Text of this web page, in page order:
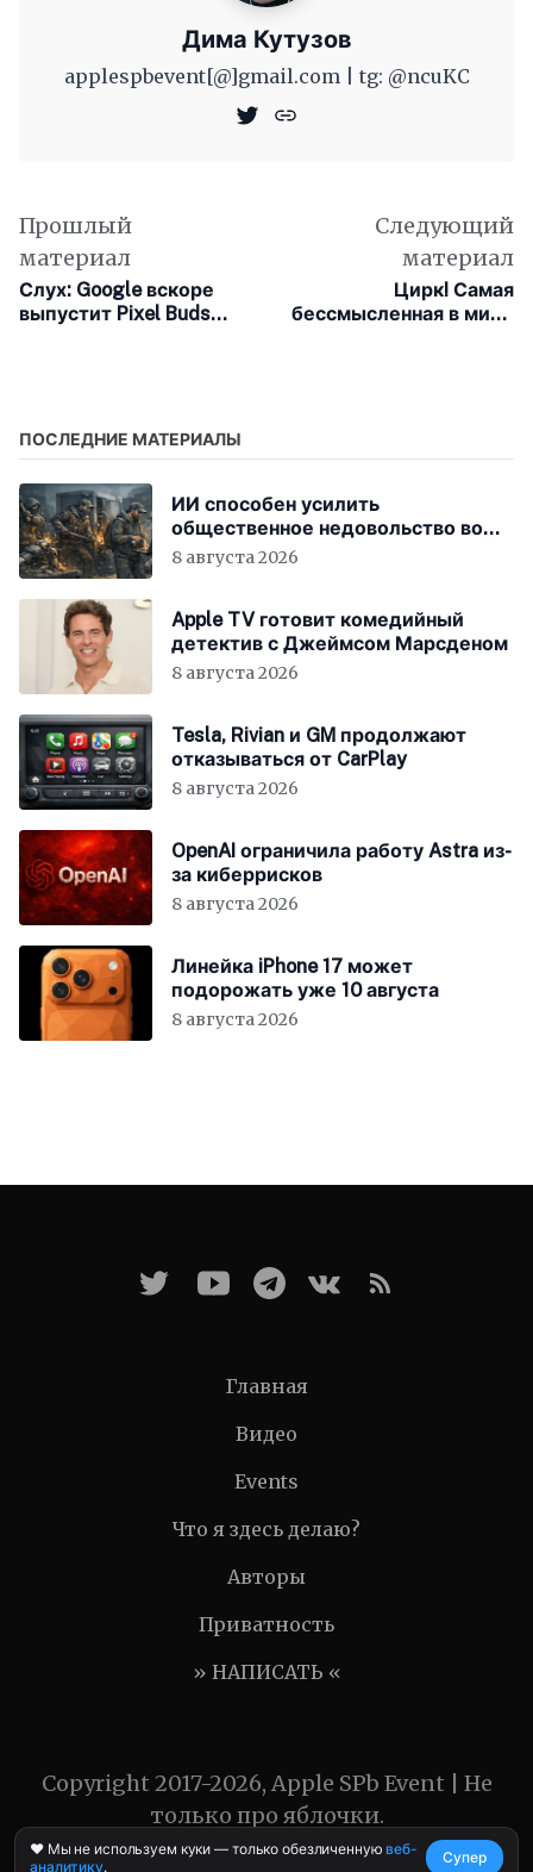
Дима Кутузов
applespbevent[@]gmail.com | tg: @ncuKC
Прошлый
материал
Слух: Google вскоре
выпустит Pixel Buds
Следующий
материал
Цирк! Самая
бессмысленная в мире
ПОСЛЕДНИЕ МАТЕРИАЛЫ
ИИ способен усилить
общественное недовольство во
всём мире
8 августа 2026
Apple TV готовит комедийный
детектив с Джеймсом Марсденом
8 августа 2026
Tesla, Rivian и GM продолжают
отказываться от CarPlay
8 августа 2026
OpenAI ограничила работу Astra из-
за киберрисков
8 августа 2026
Линейка iPhone 17 может
подорожать уже 10 августа
8 августа 2026
Главная
Видео
Events
Что я здесь делаю?
Авторы
Приватность
» НАПИСАТЬ «
Copyright 2017-2026, Apple SPb Event | Не
только про яблочки.
❤️ Мы не используем куки — только обезличеннуювеб-
аналитику.
Супер